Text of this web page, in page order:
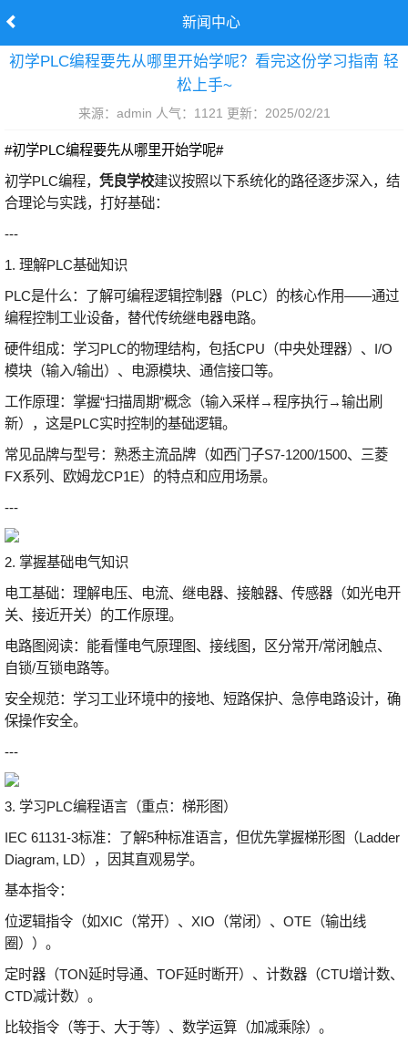
新闻中心
初学PLC编程要先从哪里开始学呢？看完这份学习指南 轻
松上手~
来源：admin 人气：1121 更新：2025/02/21
#初学PLC编程要先从哪里开始学呢#
初学PLC编程， 凭良学校建议按照以下系统化的路径逐步深入，结
合理论与实践，打好基础：
---
1. 理解PLC基础知识
PLC是什么：了解可编程逻辑控制器（PLC）的核心作用——通过
编程控制工业设备，替代传统继电器电路。
硬件组成：学习PLC的物理结构，包括CPU（中央处理器）、I/O
模块（输入/输出）、电源模块、通信接口等。
工作原理：掌握“扫描周期”概念（输入采样→程序执行→输出刷
新），这是PLC实时控制的基础逻辑。
常见品牌与型号：熟悉主流品牌（如西门子S7-1200/1500、三菱
FX系列、欧姆龙CP1E）的特点和应用场景。
---
2. 掌握基础电气知识
电工基础：理解电压、电流、继电器、接触器、传感器（如光电开
关、接近开关）的工作原理。
电路图阅读：能看懂电气原理图、接线图，区分常开/常闭触点、
自锁/互锁电路等。
安全规范：学习工业环境中的接地、短路保护、急停电路设计，确
保操作安全。
---
3. 学习PLC编程语言（重点：梯形图）
IEC 61131-3标准：了解5种标准语言，但优先掌握梯形图（Ladder
Diagram, LD），因其直观易学。
基本指令：
位逻辑指令（如XIC（常开）、XIO（常闭）、OTE（输出线
圈））。
定时器（TON延时导通、TOF延时断开）、计数器（CTU增计数、
CTD减计数）。
比较指令（等于、大于等）、数学运算（加减乘除）。